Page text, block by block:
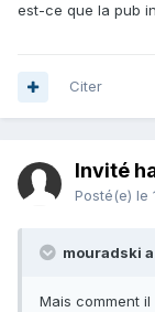
est-ce que la pub
Citer
Invité
Posté(e) le
mouradski
Mais comment